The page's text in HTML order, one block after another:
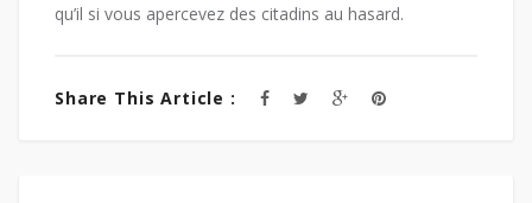
qu’il si vous apercevez des citadins au hasard.
Share This Article :